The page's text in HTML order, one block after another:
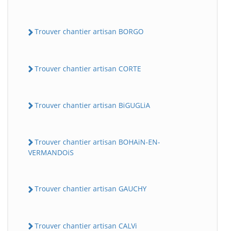
Trouver chantier artisan BORGO
Trouver chantier artisan CORTE
Trouver chantier artisan BiGUGLiA
Trouver chantier artisan BOHAiN-EN-
VERMANDOiS
Trouver chantier artisan GAUCHY
Trouver chantier artisan CALVi